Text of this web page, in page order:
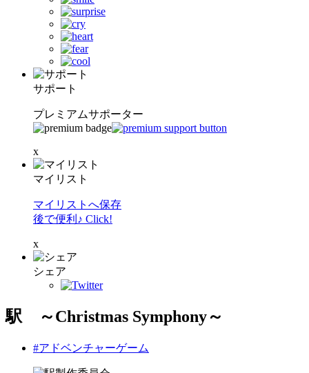
サポート
プレミアムサポーター
x
マイリスト
マイリストへ保存
後で便利♪ Click!
x
シェア
駅 ～Christmas Symphony～
#アドベンチャーゲーム